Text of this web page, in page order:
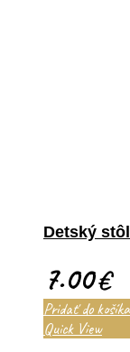
Detský
7.00€
Pridať do košíka
Quick View